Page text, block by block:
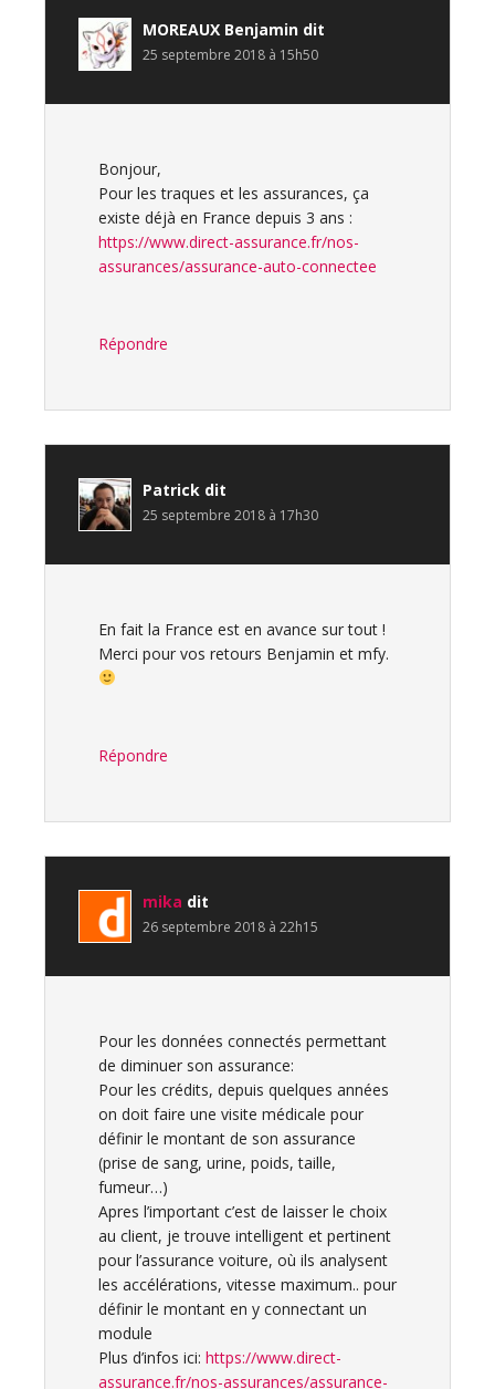
MOREAUX Benjamin dit
25 septembre 2018 à 15h50
Bonjour,
Pour les traques et les assurances, ça
existe déjà en France depuis 3 ans :
https://www.direct-assurance.fr/nos-
assurances/assurance-auto-connectee
Répondre
Patrick dit
25 septembre 2018 à 17h30
En fait la France est en avance sur tout !
Merci pour vos retours Benjamin et mfy.
Répondre
mika dit
26 septembre 2018 à 22h15
Pour les données connectés permettant
de diminuer son assurance:
Pour les crédits, depuis quelques années
on doit faire une visite médicale pour
définir le montant de son assurance
(prise de sang, urine, poids, taille,
fumeur…)
Apres l’important c’est de laisser le choix
au client, je trouve intelligent et pertinent
pour l’assurance voiture, où ils analysent
les accélérations, vitesse maximum.. pour
définir le montant en y connectant un
module
Plus d’infos ici: https://www.direct-
assurance.fr/nos-assurances/assurance-